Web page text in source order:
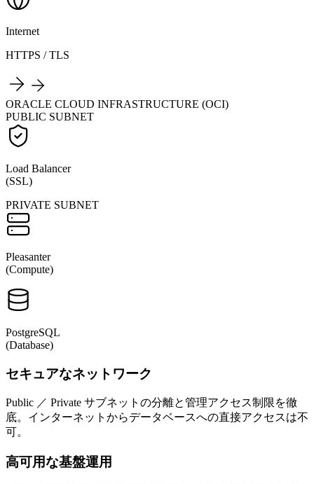
Internet
HTTPS / TLS
ORACLE CLOUD INFRASTRUCTURE (OCI)
PUBLIC SUBNET
Load Balancer
(SSL)
PRIVATE SUBNET
Pleasanter
(Compute)
PostgreSQL
(Database)
セキュアなネットワーク
Public ／ Private サブネットの分離と管理アクセス制限を徹
底。インターネットからデータベースへの直接アクセスは不
可。
高可用な基盤運用